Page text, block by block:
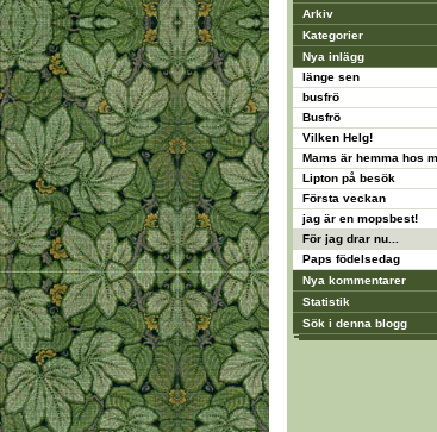
Arkiv
Kategorier
Nya inlägg
länge sen
busfrö
Busfrö
Vilken Helg!
Mams är hemma hos
Lipton på besök
Första veckan
jag är en mopsbest!
För jag drar nu...
Paps födelsedag
Nya kommentarer
Statistik
Sök i denna blogg